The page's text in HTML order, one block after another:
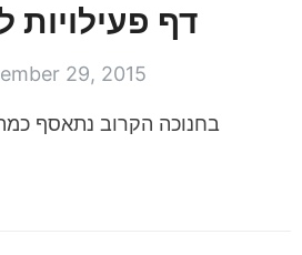
דף פעילויות
29, 2015
בחנוכה הקרוב נתאסף